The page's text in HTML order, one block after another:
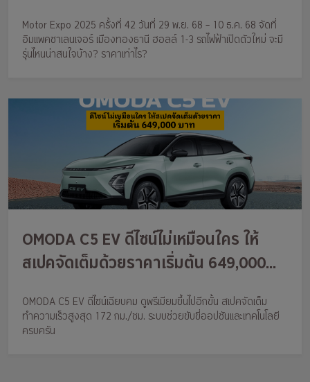
Motor Expo 2025 ครั้งที่ 42 วันที่ 29 พ.ย. 68 – 10 ธ.ค. 68 จัดที่
อิมแพคชาเลนเจอร์ เมืองทองธานี ฮอลล์ 1-3 รถไฟฟ้าเปิดตัวใหม่ จะมี
รุ่นไหนน่าสนใจบ้าง? ราคาเท่าไร?
OMODA C5 EV ดีไซน์ไม่เหมือนใคร ให้
สเปคจัดเต็มด้วยราคาเริ่มต้น 649,000
OMODA C5 EV ดีไซน์เฉียบคม ดูพรีเมียมขึ้นไปอีกขั้น สเปคจัดเต็ม
ทำความเร็วสูงสุด 172 กม./ชม. ระบบช่วยขับขี่ออปชันและเทคโนโลยี
ครบครัน